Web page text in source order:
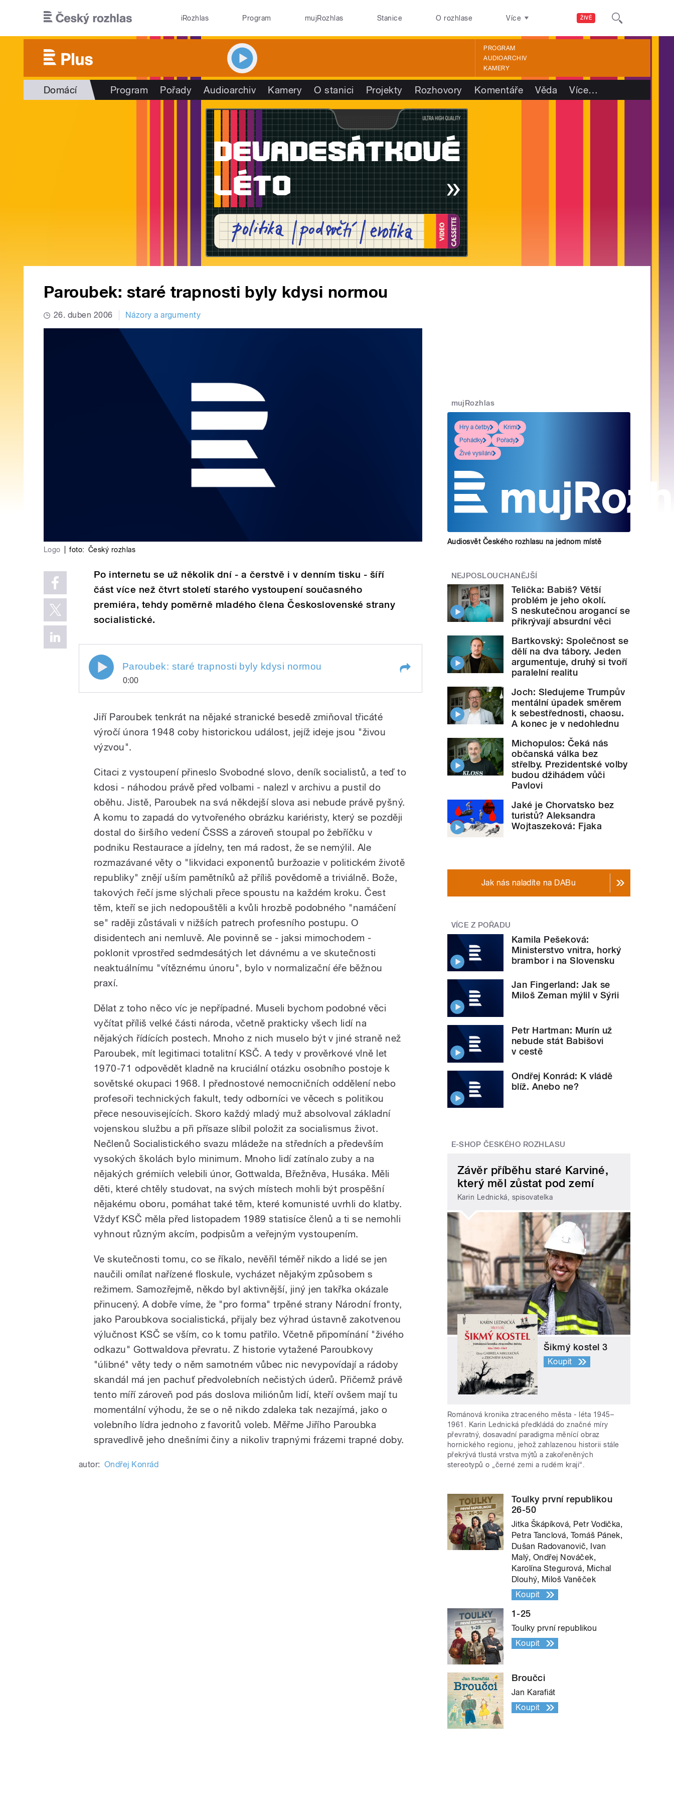
ŽIVĚ
iRozhlas Program mujRozhlas Stanice O rozhlase Více
PROGRAM
AUDIOARCHIV
KAMERY
Domácí Program Pořady Audioarchiv Kamery O stanici Projekty Rozhovory Komentáře Věda Více…
Paroubek: staré trapnosti byly kdysi normou
26. duben 2006 Názory a argumenty
Logo foto: Český rozhlas
Po internetu se už několik dní - a čerstvě i v denním tisku - šíří
část více než čtvrt století starého vystoupení současného
premiéra, tehdy poměrně mladého člena Československé strany
socialistické.
pause
Paroubek: staré trapnosti byly kdysi normou
0:00
Jiří Paroubek tenkrát na nějaké stranické besedě zmiňoval třicáté
výročí února 1948 coby historickou událost, jejíž ideje jsou "živou
výzvou".
Citaci z vystoupení přineslo Svobodné slovo, deník socialistů, a teď to
kdosi - náhodou právě před volbami - nalezl v archivu a pustil do
oběhu. Jistě, Paroubek na svá někdejší slova asi nebude právě pyšný.
A komu to zapadá do vytvořeného obrázku kariéristy, který se později
dostal do širšího vedení ČSSS a zároveň stoupal po žebříčku v
podniku Restaurace a jídelny, ten má radost, že se nemýlil. Ale
rozmazávané věty o "likvidaci exponentů buržoazie v politickém životě
republiky" znějí uším pamětníků až příliš povědomě a triviálně. Bože,
takových řečí jsme slýchali přece spoustu na každém kroku. Čest
těm, kteří se jich nedopouštěli a kvůli hrozbě podobného "namáčení
se" raději zůstávali v nižších patrech profesního postupu. O
disidentech ani nemluvě. Ale povinně se - jaksi mimochodem -
poklonit vprostřed sedmdesátých let dávnému a ve skutečnosti
neaktuálnímu "vítěznému únoru", bylo v normalizační éře běžnou
praxí.
Dělat z toho něco víc je nepřípadné. Museli bychom podobné věci
vyčítat příliš velké části národa, včetně prakticky všech lidí na
nějakých řídících postech. Mnoho z nich muselo být v jiné straně než
Paroubek, mít legitimaci totalitní KSČ. A tedy v prověrkové vlně let
1970-71 odpovědět kladně na kruciální otázku osobního postoje k
sovětské okupaci 1968. I přednostové nemocničních oddělení nebo
profesoři technických fakult, tedy odborníci ve věcech s politikou
přece nesouvisejících. Skoro každý mladý muž absolvoval základní
vojenskou službu a při přísaze slíbil položit za socialismus život.
Nečlenů Socialistického svazu mládeže na středních a především
vysokých školách bylo minimum. Mnoho lidí zatínalo zuby a na
nějakých grémiích velebili únor, Gottwalda, Břežněva, Husáka. Měli
děti, které chtěly studovat, na svých místech mohli být prospěšní
nějakému oboru, pomáhat také těm, které komunisté uvrhli do klatby.
Vždyť KSČ měla před listopadem 1989 statisíce členů a ti se nemohli
vyhnout různým akcím, podpisům a veřejným vystoupením.
Ve skutečnosti tomu, co se říkalo, nevěřil téměř nikdo a lidé se jen
naučili omílat nařízené floskule, vycházet nějakým způsobem s
režimem. Samozřejmě, někdo byl aktivnější, jiný jen takřka okázale
přinucený. A dobře víme, že "pro forma" trpěné strany Národní fronty,
jako Paroubkova socialistická, přijaly bez výhrad ústavně zakotvenou
výlučnost KSČ se vším, co k tomu patřilo. Včetně připomínání "živého
odkazu" Gottwaldova převratu. Z historie vytažené Paroubkovy
"úlibné" věty tedy o něm samotném vůbec nic nevypovídají a rádoby
skandál má jen pachuť předvolebních nečistých úderů. Přičemž právě
tento míří zároveň pod pás doslova miliónům lidí, kteří ovšem mají tu
momentální výhodu, že se o ně nikdo zdaleka tak nezajímá, jako o
volebního lídra jednoho z favoritů voleb. Měřme Jiřího Paroubka
spravedlivě jeho dnešními činy a nikoliv trapnými frázemi trapné doby.
autor: Ondřej Konrád
mujRozhlas
Hry a četby
Krimi
Pohádky
Pořady
Živé vysílání
Audiosvět Českého rozhlasu na jednom místě
NEJPOSLOUCHANĚJŠÍ
Telička: Babiš? Větší
problém je jeho okolí.
S neskutečnou arogancí se
přikrývají absurdní věci
Bartkovský: Společnost se
dělí na dva tábory. Jeden
argumentuje, druhý si tvoří
paralelní realitu
Joch: Sledujeme Trumpův
mentální úpadek směrem
k sebestřednosti, chaosu.
A konec je v nedohlednu
Michopulos: Čeká nás
občanská válka bez
střelby. Prezidentské volby
budou džihádem vůči
Pavlovi
Jaké je Chorvatsko bez
turistů? Aleksandra
Wojtaszeková: Fjaka
Jak nás naladíte na DABu
VÍCE Z POŘADU
Kamila Pešeková:
Ministerstvo vnitra, horký
brambor i na Slovensku
Jan Fingerland: Jak se
Miloš Zeman mýlil v Sýrii
Petr Hartman: Murín už
nebude stát Babišovi
v cestě
Ondřej Konrád: K vládě
blíž. Anebo ne?
E-SHOP ČESKÉHO ROZHLASU
Závěr příběhu staré Karviné,
který měl zůstat pod zemí
Karin Lednická, spisovatelka
Šikmý kostel 3
Koupit
Románová kronika ztraceného města - léta 1945–
1961. Karin Lednická předkládá do značné míry
převratný, dosavadní paradigma měnící obraz
hornického regionu, jehož zahlazenou historii stále
překrývá tlustá vrstva mýtů a zakořeněných
stereotypů o „černé zemi a rudém kraji“.
Toulky první republikou
26-50
Jitka Škápíková, Petr Vodička,
Petra Tanclová, Tomáš Pánek,
Dušan Radovanovič, Ivan
Malý, Ondřej Nováček,
Karolína Stegurová, Michal
Dlouhý, Miloš Vaněček
Koupit
1-25
Toulky první republikou
Koupit
Broučci
Jan Karafiát
Koupit